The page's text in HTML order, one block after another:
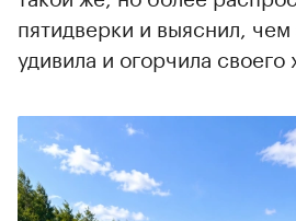
пятидверки и выяснил,
удивила и огорчила своего